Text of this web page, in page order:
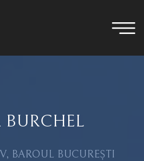
BAROUL BUCUREȘTI